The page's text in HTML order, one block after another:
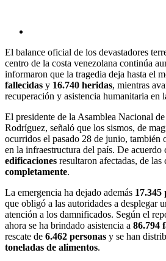
El balance oficial de los devastadores
centro de la costa venezolana continúa
informaron que la tragedia deja hasta el
fallecidas y 16.740 heridas, mientras
recuperación y asistencia humanitaria en
El presidente de la Asamblea Nacional
Rodríguez, señaló que los sismos, de
ocurridos el pasado 28 de junio, también
en la infraestructura del país. De acuerdo
edificaciones resultaron afectadas, de las
completamente.
La emergencia ha dejado además 17.345
que obligó a las autoridades a desplegar
atención a los damnificados. Según el
ahora se ha brindado asistencia a 86.794
rescate de 6.462 personas y se han
toneladas de alimentos.